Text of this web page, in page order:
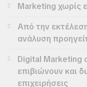
Marketing χωρίς
Από την
ανάλυση
Digital Marketing
επιβιώνουν και
επιχειρήσεις